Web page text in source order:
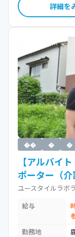
詳細を
�� � �
【アルバイ
ポーター（
OK／訪問介
介護福祉士
ユースタイルラボ
給与
勤務地